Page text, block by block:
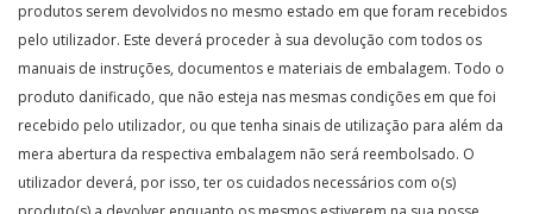
produtos serem devolvidos no mesmo estado em que foram recebidos
pelo utilizador. Este deverá proceder à sua devolução com todos os
manuais de instruções, documentos e materiais de embalagem. Todo o
produto danificado, que não esteja nas mesmas condições em que foi
recebido pelo utilizador, ou que tenha sinais de utilização para além da
mera abertura da respectiva embalagem não será reembolsado. O
utilizador deverá, por isso, ter os cuidados necessários com o(s)